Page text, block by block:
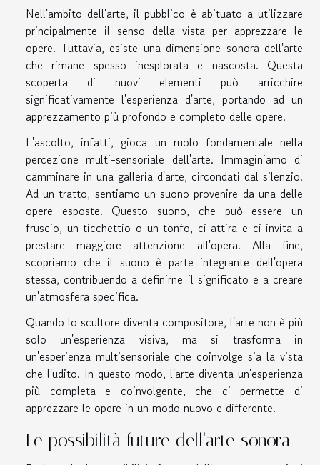
Nell'ambito dell'arte, il pubblico è abituato a utilizzare
principalmente il senso della vista per apprezzare le
opere. Tuttavia, esiste una dimensione sonora dell'arte
che rimane spesso inesplorata e nascosta. Questa
scoperta di nuovi elementi può arricchire
significativamente l'esperienza d'arte, portando ad un
apprezzamento più profondo e completo delle opere.
L'ascolto, infatti, gioca un ruolo fondamentale nella
percezione multi-sensoriale dell'arte. Immaginiamo di
camminare in una galleria d'arte, circondati dal silenzio.
Ad un tratto, sentiamo un suono provenire da una delle
opere esposte. Questo suono, che può essere un
fruscio, un ticchettio o un tonfo, ci attira e ci invita a
prestare maggiore attenzione all'opera. Alla fine,
scopriamo che il suono è parte integrante dell'opera
stessa, contribuendo a definirne il significato e a creare
un'atmosfera specifica.
Quando lo scultore diventa compositore, l'arte non è più
solo un'esperienza visiva, ma si trasforma in
un'esperienza multisensoriale che coinvolge sia la vista
che l'udito. In questo modo, l'arte diventa un'esperienza
più completa e coinvolgente, che ci permette di
apprezzare le opere in un modo nuovo e differente.
Le possibilità future dell'arte sonora